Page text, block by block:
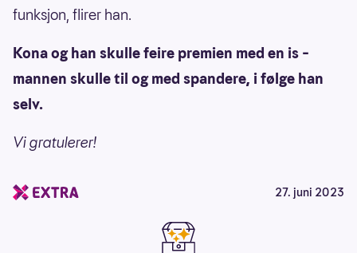
funksjon, flirer han.
Kona og han skulle feire premien med en is –
mannen skulle til og med spandere, i følge han
selv.
Vi gratulerer!
27. juni 2023